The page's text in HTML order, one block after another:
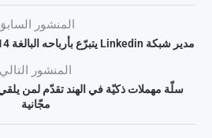
المنشور
مدير شبكة Linkedin يتبرّع بأرباحه البالغة 14 مليون دولار لفائدة موظّفيه
المنشور التالي
مجّانية